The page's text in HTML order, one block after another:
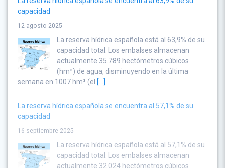
capacidad
12 agosto 2025
La reserva hídrica española está al 63,9% de su
capacidad total. Los embalses almacenan
actualmente 35.789 hectómetros cúbicos
(hm³) de agua, disminuyendo en la última
semana en 1007 hm³ (el [...]
La reserva hídrica española se encuentra al 57,1% de su
capacidad
16 septiembre 2025
La reserva hídrica española está al 57,1% de su
capacidad total. Los embalses almacenan
actualmente 32.024 hectómetros cúbicos